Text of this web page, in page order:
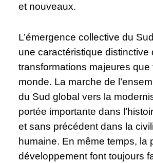
et nouveaux.
L’émergence collective du
une caractéristique distinctive
transformations majeures que
monde. La marche de
du Sud global vers la
portée importante dans
et sans précédent dans la
humaine. En même temps, la
développement font toujours